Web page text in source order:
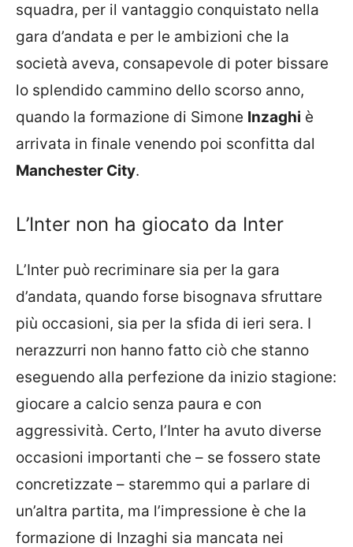
squadra, per il vantaggio conquistato nella
gara d’andata e per le ambizioni che la
società aveva, consapevole di poter bissare
lo splendido cammino dello scorso anno,
quando la formazione di Simone Inzaghi è
arrivata in finale venendo poi sconfitta dal
Manchester City.
L’Inter non ha giocato da Inter
L’Inter può recriminare sia per la gara
d’andata, quando forse bisognava sfruttare
più occasioni, sia per la sfida di ieri sera. I
nerazzurri non hanno fatto ciò che stanno
eseguendo alla perfezione da inizio stagione:
giocare a calcio senza paura e con
aggressività. Certo, l’Inter ha avuto diverse
occasioni importanti che – se fossero state
concretizzate – staremmo qui a parlare di
un’altra partita, ma l’impressione è che la
formazione di Inzaghi sia mancata nei